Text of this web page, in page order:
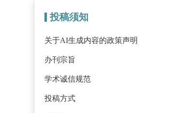
投稿须知
关于AI生成内容的政策声明
办刊宗旨
学术诚信规范
投稿方式